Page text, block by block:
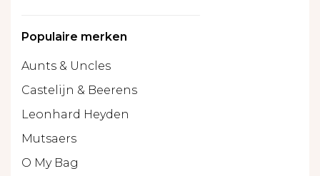
Populaire merken
Aunts & Uncles
Castelijn & Beerens
Leonhard Heyden
Mutsaers
O My Bag